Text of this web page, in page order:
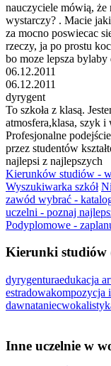
nauczyciele mówią,
wystarczy? . Macie
za mocno poswiecac
rzeczy, ja po prostu
bo moze lepsza
06.12.2011
06.12.2011
dyrygent
To szkoła z klasą.
atmosfera,klasa, szyk
Profesjonalne
przez studentów
najlepsi z najlepszych
Kierunków studiów -
Wyszukiwarka szkół
zawód wybrać -
uczelni - poznaj
Podyplomowe -
Kierunki studiów
dyrygenturaedukacja
estradowakompozycja
dawnataniec
Inne uczelnie w